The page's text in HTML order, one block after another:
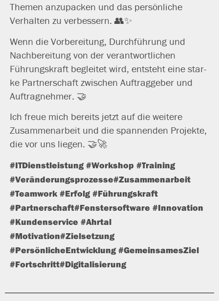
Themen anzu­pa­cken und das per­sön­li­che
Verhalten zu verbessern. 👥✨
Wenn die Vorbereitung, Durchführung und
Nachbereitung von der ver­ant­wort­li­chen
Führungskraft beglei­tet wird, ent­steht eine star­
ke Partnerschaft zwi­schen Auftraggeber und
Auftragnehmer. 🤝
Ich freue mich bereits jetzt auf die wei­te­re
Zusammenarbeit und die span­nen­den Projekte,
die vor uns liegen. 🤝🚀
#ITDienstleistung #Workshop #Training
#Veränderungsprozesse#Zusammenarbeit
#Teamwork #Erfolg #Führungskraft
#Partnerschaft#Fenstersoftware #Innovation
#Kundenservice #Ahrtal
#Motivation#Zielsetzung
#PersönlicheEntwicklung #GemeinsamesZiel
#Fortschritt#Digitalisierung